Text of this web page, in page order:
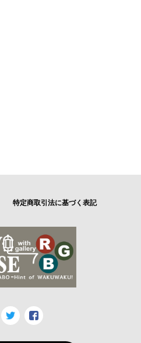
特定商取引法に基づく表記